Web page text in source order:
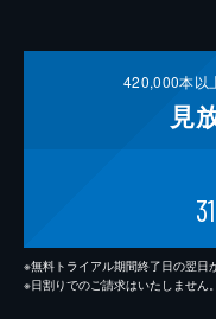
420,000本以
見
31
※無料トライアル期間終了日の翌日
※日割りでのご請求はいたしません。